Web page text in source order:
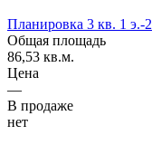
Планировка 3 кв. 1 э.-2
Общая площадь
86,53 кв.м.
Цена
—
В продаже
нет